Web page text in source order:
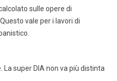
sulle opere di
vale per i lavori di
super DIA non va più distinta